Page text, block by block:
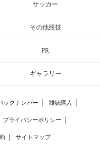
サッカー
その他競技
PR
ギャラリー
ックナンバー 雑誌購入
プライバシーポリシー
サイトマップ